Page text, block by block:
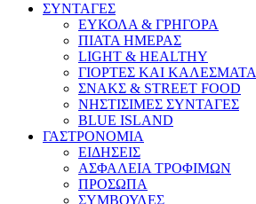
ΣΥΝΤΑΓΕΣ
ΕΥΚΟΛΑ & ΓΡΗΓΟΡΑ
ΠΙΑΤΑ ΗΜΕΡΑΣ
LIGHT & HEALTHY
ΓΙΟΡΤΕΣ ΚΑΙ ΚΑΛΕΣΜΑΤΑ
ΣΝΑΚΣ & STREET FOOD
ΝΗΣΤΙΣΙΜΕΣ ΣΥΝΤΑΓΕΣ
BLUE ISLAND
ΓΑΣΤΡΟΝΟΜΙΑ
ΕΙΔΗΣΕΙΣ
ΑΣΦΑΛΕΙΑ ΤΡΟΦΙΜΩΝ
ΠΡΟΣΩΠΑ
ΣΥΜΒΟΥΛΕΣ